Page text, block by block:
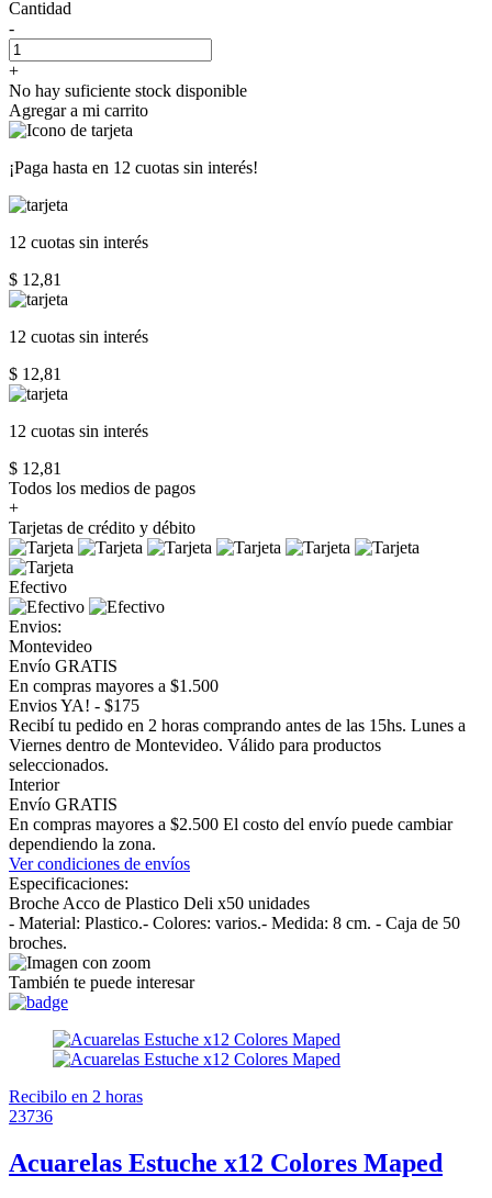
Cantidad
-
+
No hay suficiente stock disponible
Agregar a mi carrito
¡Paga hasta en 12 cuotas sin interés!
12 cuotas sin interés
$ 12,81
12 cuotas sin interés
$ 12,81
12 cuotas sin interés
$ 12,81
Todos los medios de pagos
+
Tarjetas de crédito y débito
Efectivo
Envios:
Montevideo
Envío GRATIS
En compras mayores a $1.500
Envios YA! - $175
Recibí tu pedido en 2 horas comprando antes de las 15hs. Lunes a
Viernes dentro de Montevideo. Válido para productos
seleccionados.
Interior
Envío GRATIS
En compras mayores a $2.500 El costo del envío puede cambiar
dependiendo la zona.
Ver condiciones de envíos
Especificaciones:
Broche Acco de Plastico Deli x50 unidades
- Material: Plastico.- Colores: varios.- Medida: 8 cm. - Caja de 50
broches.
También te puede interesar
Recibilo en 2 horas
23736
Acuarelas Estuche x12 Colores Maped